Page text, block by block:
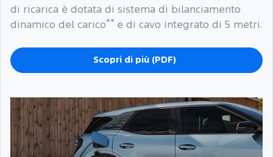
di ricarica è dotata di sistema di bilanciamento
dinamico del carico** e di cavo integrato di 5 metri.
Scopri di più (PDF)